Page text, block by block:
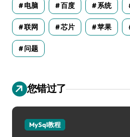
电脑 百度 系统
联网 芯片 苹果
问题
您错过了
MySql教程